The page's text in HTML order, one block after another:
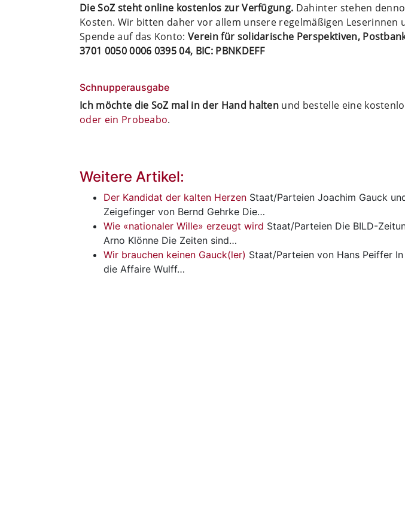
Die SoZ steht online kostenlos zur Verfügung. Dahinter stehen
Kosten. Wir bitten daher vor allem unsere regelmäßigen Leserinnen
Spende auf das Konto:Verein für solidarische Perspektiven,
3701 0050 0006 0395 04, BIC: PBNKDEFF
Schnupperausgabe
Ich möchte die SoZ mal in der Hand halten und bestelle eine
oder ein Probeabo.
Weitere Artikel:
Der Kandidat der kalten Herzen Staat/Parteien Joachim Gauck
Zeigefinger von Bernd Gehrke Die…
Wie «nationaler Wille» erzeugt wird Staat/Parteien Die BILD-
Arno Klönne Die Zeiten sind…
Wir brauchen keinen Gauck(ler) Staat/Parteien von Hans Peiffer
die Affaire Wulff…